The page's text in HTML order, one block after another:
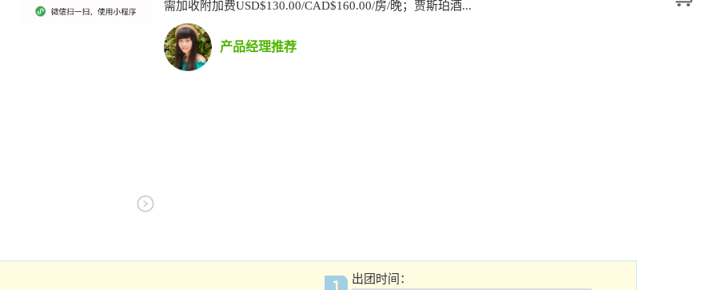
需加收附加费USD$130.00/CAD$160.00/房/晚；贾斯珀酒...
产品经理推荐
出团时间：